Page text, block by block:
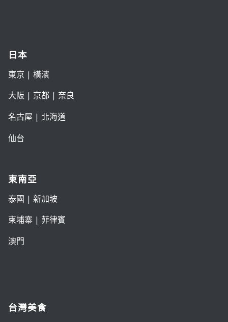
日本
東京 | 橫濱
大阪| 京都| 奈良
名古屋 | 北海道
仙台
東南亞
泰國 | 新加坡
柬埔寨 | 菲律賓
澳門
台灣美食